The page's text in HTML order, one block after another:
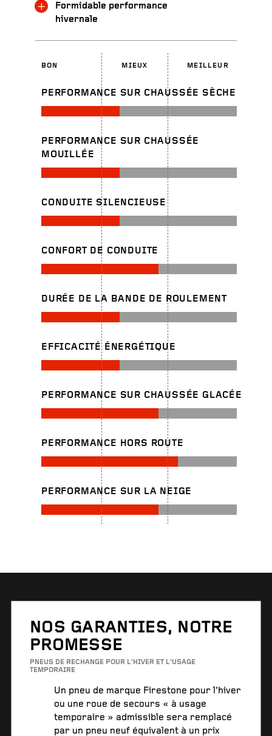
Formidable performance
hivernale
BON MIEUX MEILLEUR
PERFORMANCE SUR CHAUSSÉE SÈCHE
PERFORMANCE SUR CHAUSSÉE
MOUILLÉE
CONDUITE SILENCIEUSE
CONFORT DE CONDUITE
DURÉE DE LA BANDE DE ROULEMENT
EFFICACITÉ ÉNERGÉTIQUE
PERFORMANCE SUR CHAUSSÉE GLACÉE
PERFORMANCE HORS ROUTE
PERFORMANCE SUR LA NEIGE
NOS GARANTIES, NOTRE
PROMESSE
PNEUS DE RECHANGE POUR L’HIVER ET L’USAGE
TEMPORAIRE
Un pneu de marque Firestone pour l’hiver
ou une roue de secours « à usage
temporaire » admissible sera remplacé
par un pneu neuf équivalent à un prix